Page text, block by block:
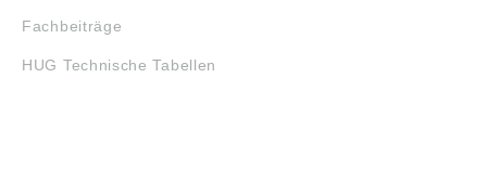
Fachbeiträge
HUG Technische Tabellen